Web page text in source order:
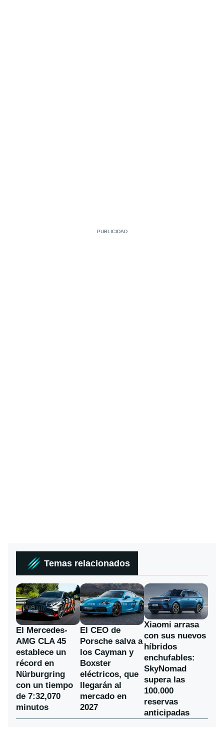
Temas relacionados
El Mercedes-
AMG CLA 45
establece un
récord en
Nürburgring
con un tiempo
de 7:32,070
minutos
El CEO de
Porsche salva a
los Cayman y
Boxster
eléctricos, que
llegarán al
mercado en
2027
Xiaomi arrasa
con sus nuevos
híbridos
enchufables:
SkyNomad
supera las
100.000
reservas
anticipadas